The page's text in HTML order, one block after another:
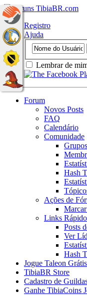
Registro
Ajuda
Lembrar de
Forum
Novos Posts
FAQ
Calendário
Comunidade
Grupos
Hash
Ações de
Links
Posts
Ver
Hash
Jogue Taleon
TibiaBR Store
Cadastro de
Ganhe TibiaCoins